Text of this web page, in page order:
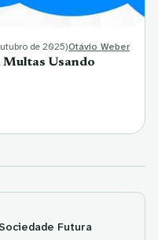
de 2025)Otávio Weber
Multas Usando
Futura